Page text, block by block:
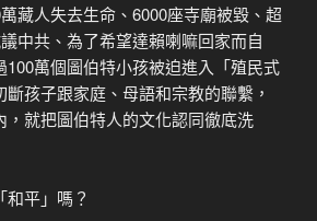
藏人失去生命、6000座寺廟被毀、超
中共、為了希望達賴喇嘛回家而自
100萬個圖伯特小孩被迫進入「殖民式
孩子跟家庭、母語和宗教的聯繫，
，就把圖伯特人的文化認同徹底洗
平」嗎？